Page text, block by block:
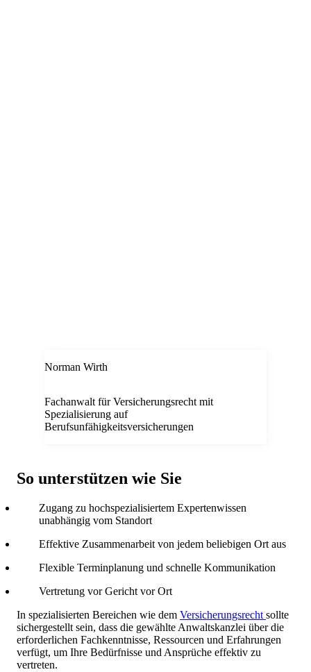
Norman Wirth
Fachanwalt für Versicherungsrecht mit
Spezialisierung auf
Berufsunfähigkeitsversicherungen
So unterstützen wie Sie
Zugang zu hochspezialisiertem Expertenwissen
unabhängig vom Standort
Effektive Zusammenarbeit von jedem beliebigen Ort aus
Flexible Terminplanung und schnelle Kommunikation
Vertretung vor Gericht vor Ort
In spezialisierten Bereichen wie dem Versicherungsrecht sollte
sichergestellt sein, dass die gewählte Anwaltskanzlei über die
erforderlichen Fachkenntnisse, Ressourcen und Erfahrungen
verfügt, um Ihre Bedürfnisse und Ansprüche effektiv zu
vertreten.